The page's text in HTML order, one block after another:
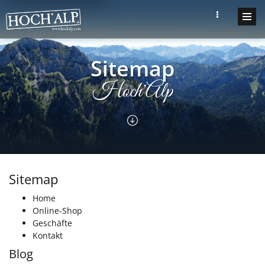
Sitemap
Hoch'Alp
Sitemap
Home
Online-Shop
Geschäfte
Kontakt
Blog